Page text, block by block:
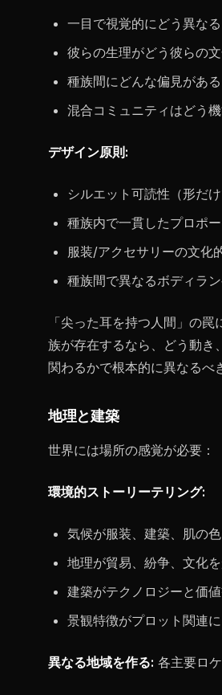
一目で視覚的にどう異なる
彼らの生理がどう彼らの
種族間にどんな偏見がある
混合コミュニティはどう
デザイン原則:
シルエット可読性（形だけ
種族内で一貫したプロポ
服装/アクセサリーの文化
種族間で異なるボディラ
「尖った耳を持つ人間」の罠
族が存在するなら、どう動き
関わるかで根本的に異なるべ
地理と建築
世界には場所の感覚が必要：
環境的ストーリーテリング:
気候が服装、建築、肌の
地理が貿易、紛争、文化
建築がテクノロジーと価
景観特徴がプロット関連に
異なる地域を作る: 各主要ロ